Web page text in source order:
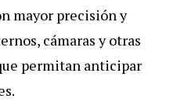
mayor precisión y
cámaras y otras
permitan anticipar